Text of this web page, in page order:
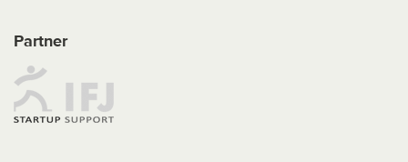
Partner